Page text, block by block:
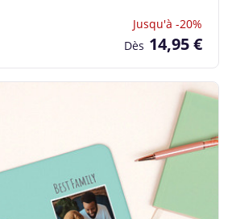
Jusqu'à -20%
Dès 14,95 €